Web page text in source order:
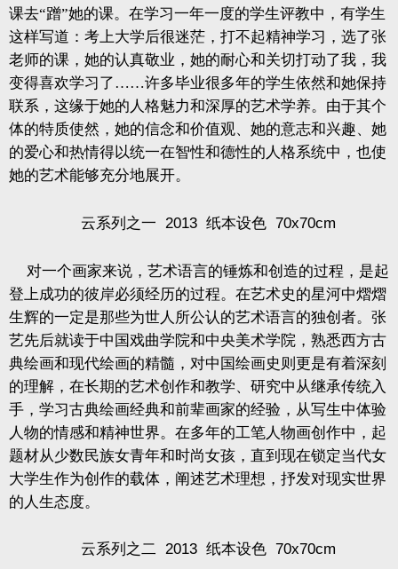
课去“蹭”她的课。在学习一年一度的学生评教中，有学生
这样写道：考上大学后很迷茫，打不起精神学习，选了张
老师的课，她的认真敬业，她的耐心和关切打动了我，我
变得喜欢学习了……许多毕业很多年的学生依然和她保持
联系，这缘于她的人格魅力和深厚的艺术学养。由于其个
体的特质使然，她的信念和价值观、她的意志和兴趣、她
的爱心和热情得以统一在智性和德性的人格系统中，也使
她的艺术能够充分地展开。
云系列之一 2013 纸本设色70x70cm
对一个画家来说，艺术语言的锤炼和创造的过程，是起
登上成功的彼岸必须经历的过程。在艺术史的星河中熠熠
生辉的一定是那些为世人所公认的艺术语言的独创者。张
艺先后就读于中国戏曲学院和中央美术学院，熟悉西方古
典绘画和现代绘画的精髓，对中国绘画史则更是有着深刻
的理解，在长期的艺术创作和教学、研究中从继承传统入
手，学习古典绘画经典和前辈画家的经验，从写生中体验
人物的情感和精神世界。在多年的工笔人物画创作中，起
题材从少数民族女青年和时尚女孩，直到现在锁定当代女
大学生作为创作的载体，阐述艺术理想，抒发对现实世界
的人生态度。
云系列之二 2013 纸本设色70x70cm